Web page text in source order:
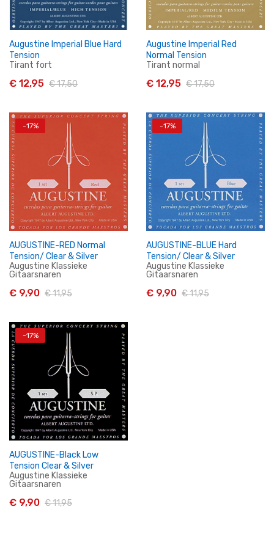
In Winkelwagen
Augustine Imperial Blue Hard
Tension
Tirant fort
€ 12,95 € 17,50
In Winkelwagen
Augustine Imperial Red
Normal Tension
Tirant normal
€ 12,95 € 17,50
-17%
In Winkelwagen
AUGUSTINE-RED Normal
Tension/ Clear & Silver
Augustine Klassieke
Gitaarsnaren
€ 9,90 € 11,95
-17%
AUGUSTINE-BLUE Hard
Tension/ Clear & Silver
Augustine Klassieke
Gitaarsnaren
€ 9,90 € 11,95
-17%
AUGUSTINE-Black Low
Tension Clear & Silver
Augustine Klassieke
Gitaarsnaren
€ 9,90 € 11,95